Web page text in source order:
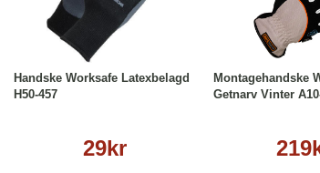
Handske Worksafe Latexbelagd
H50-457
29kr
Läs mer
Montagehandske
Getnarv Vinter
Läs